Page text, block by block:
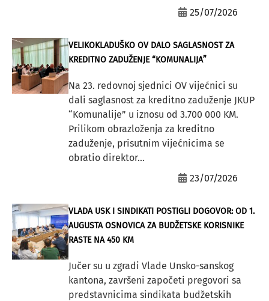
25/07/2026
VELIKOKLADUŠKO OV DALO SAGLASNOST ZA
KREDITNO ZADUŽENJE “KOMUNALIJA”
Na 23. redovnoj sjednici OV vijećnici su
dali saglasnost za kreditno zaduženje JKUP
“Komunalije” u iznosu od 3.700 000 KM.
Prilikom obrazloženja za kreditno
zaduženje, prisutnim vijećnicima se
obratio direktor...
23/07/2026
VLADA USK I SINDIKATI POSTIGLI DOGOVOR: OD 1.
AUGUSTA OSNOVICA ZA BUDŽETSKE KORISNIKE
RASTE NA 450 KM
Jučer su u zgradi Vlade Unsko-sanskog
kantona, završeni započeti pregovori sa
predstavnicima sindikata budžetskih